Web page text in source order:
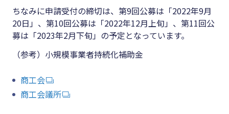
ちなみに申請受付の締切は、第9回公募は「2022年9月
20日」、第10回公募は「2022年12月上旬」、第11回公
募は「2023年2月下旬」の予定となっています。
（参考）小規模事業者持続化補助金
商工会
商工会議所